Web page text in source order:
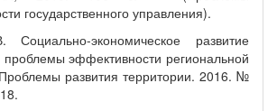
государственного управления).
Социально-экономическое развитие
проблемы эффективности региональной
развития территории. 2016. №